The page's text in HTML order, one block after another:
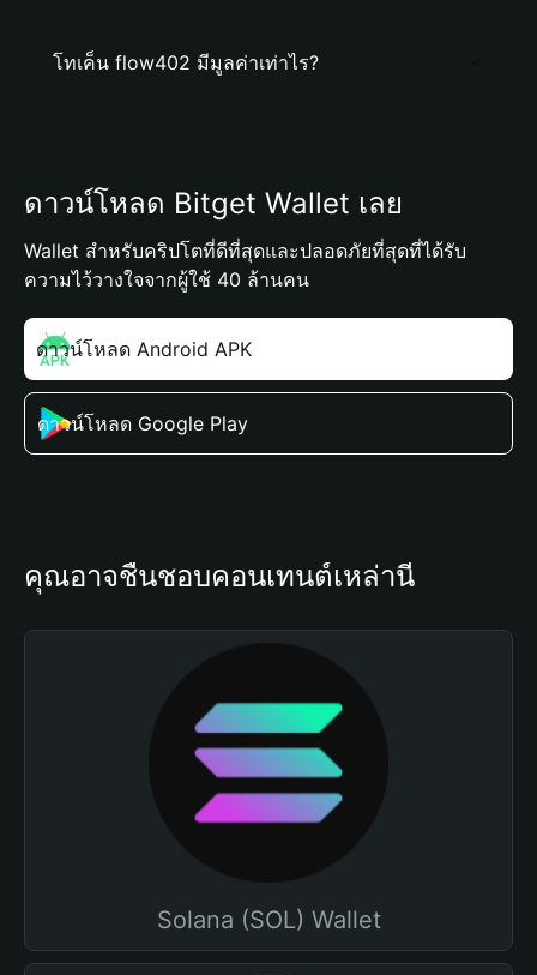
โทเค็น flow402 มีมูลค่าเท่าไร?
ดาวน์โหลด Bitget Wallet เลย
Wallet สำหรับคริปโตที่ดีที่สุดและปลอดภัยที่สุดที่ได้รับ
ความไว้วางใจจากผู้ใช้ 40 ล้านคน
ดาวน์โหลด Android APK
ดาวน์โหลด Google Play
คุณอาจชื่นชอบคอนเทนต์เหล่านี้
Solana (SOL) Wallet